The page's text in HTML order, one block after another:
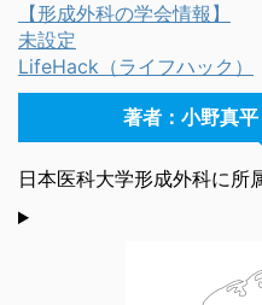
【形成外科の学会情報】
未設定
LifeHack（ライフハック）
著者：小野真
日本医科大学形成外科に所